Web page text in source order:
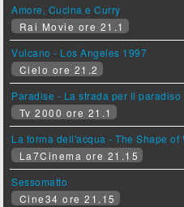
Amore, Cucina e Curry
Rai Movie ore 21.1
Vulcano - Los Angeles 1997
Cielo ore 21.2
Paradise - La strada per il paradiso
Tv 2000 ore 21.1
La forma dell'acqua - The Shape of
La7Cinema ore 21.15
Sessomatto
Cine34 ore 21.15